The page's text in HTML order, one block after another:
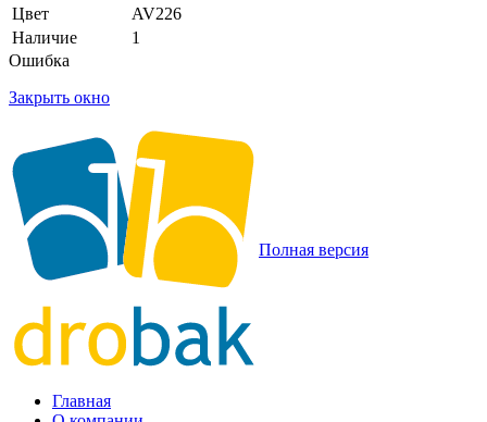
Цвет
AV226
Наличие
1
Ошибка
Закрыть окно
Полная версия
Главная